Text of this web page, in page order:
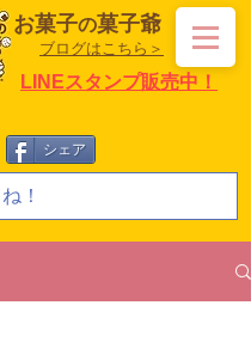
お菓子の菓子爺
ブログはこちら＞
シェア
LINEスタンプ販売中！